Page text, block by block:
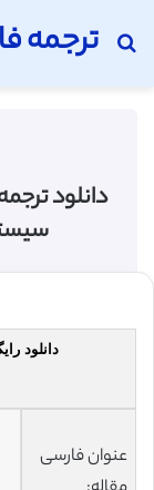
ترجمه فا
جستجو برای
دانلود
دانلود
عنوان فارسی